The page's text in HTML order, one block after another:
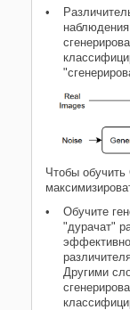
Приложение 2:
учебные функции
Приложение 3:
тестовые
Смотрите также
Похожие темы
Чтобы обучить
Обучите
"дурачат"
Другими